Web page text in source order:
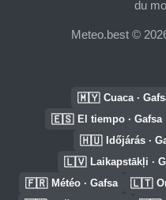
du
Meteo.best ©
🇲🇾 Cuaca ·
🇪🇸 El tiempo · Gafsa
🇭🇺 Időjárás ·
🇱🇻 Laikapstākļi ·
🇫🇷 Météo · Gafsa 🇱🇹